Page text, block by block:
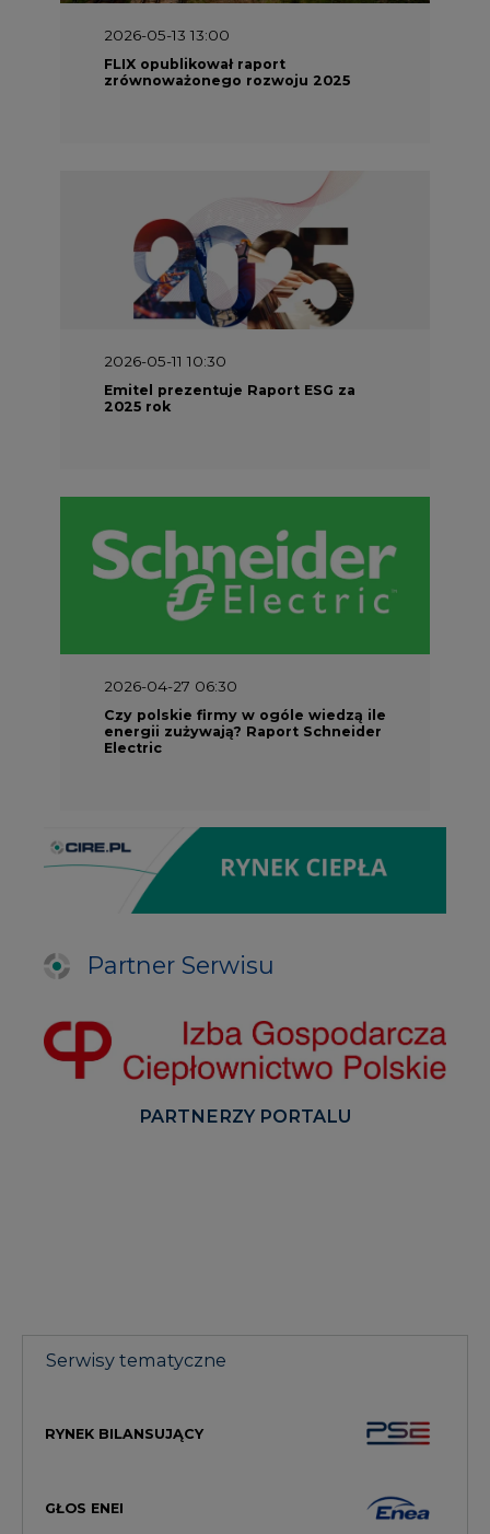
2026-05-13 13:00
FLIX opublikował raport
zrównoważonego rozwoju 2025
2026-05-11 10:30
Emitel prezentuje Raport ESG za
2025 rok
2026-04-27 06:30
Czy polskie firmy w ogóle wiedzą ile
energii zużywają? Raport Schneider
Electric
Partner Serwisu
PARTNERZY PORTALU
Serwisy tematyczne
RYNEK BILANSUJĄCY
GŁOS ENEI